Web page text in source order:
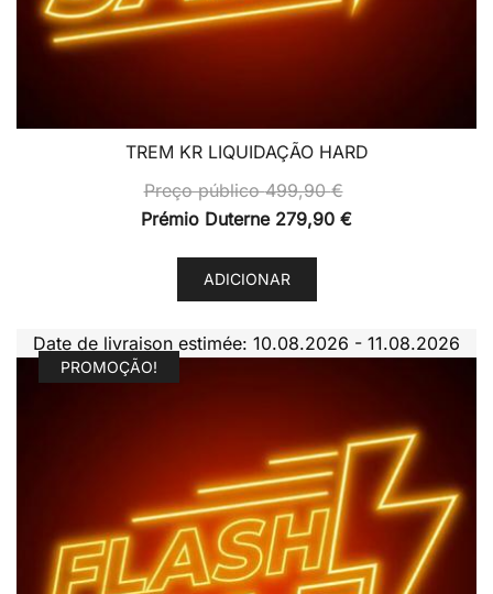
TREM KR LIQUIDAÇÃO HARD
Preço público499,90€
Prémio Duterne 279,90 €
ADICIONAR
Date de livraison estimée: 10.08.2026 - 11.08.2026
PROMOÇÃO!